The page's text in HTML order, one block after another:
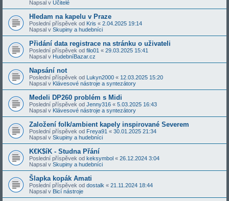
Napsal v Učitelé
Hledam na kapelu v Praze
Poslední příspěvek od Kris « 2.04.2025 19:14
Napsal v Skupiny a hudebníci
Přidání data registrace na stránku o uživateli
Poslední příspěvek od filo01 « 29.03.2025 15:41
Napsal v HudebníBazar.cz
Napsání not
Poslední příspěvek od Lukyn2000 « 12.03.2025 15:20
Napsal v Klávesové nástroje a syntezátory
Medeli DP260 problém s Midi
Poslední příspěvek od Jenny316 « 5.03.2025 16:43
Napsal v Klávesové nástroje a syntezátory
Založení folk/ambient kapely inspirované Severem
Poslední příspěvek od Freya91 « 30.01.2025 21:34
Napsal v Skupiny a hudebníci
K€K$íK - Studna Přání
Poslední příspěvek od keksymbol « 26.12.2024 3:04
Napsal v Skupiny a hudebníci
Šlapka kopák Amati
Poslední příspěvek od dostalk « 21.11.2024 18:44
Napsal v Bicí nástroje